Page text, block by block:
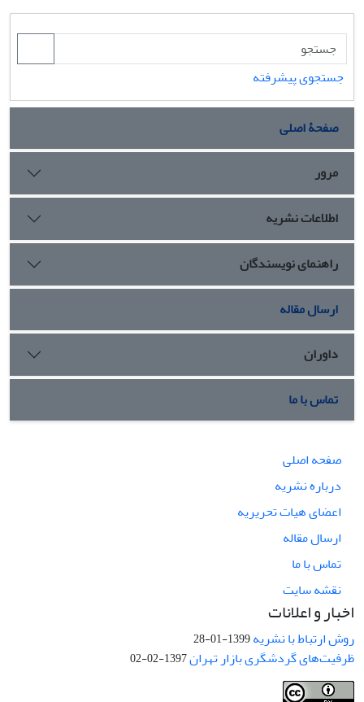
جستجوی پیشرفته
صفحۀ اصلی
مرور
اطلاعات نشریه
راهنمای نویسندگان
ارسال مقاله
داوران
تماس با ما
صفحه اصلی
درباره نشریه
اعضای هیات تحریریه
ارسال مقاله
تماس با ما
نقشه سایت
اخبار و اعلانات
روش ارتباط با نشریه1399-01-28
ظرفیت‌های گردشگری بازار تهران1397-02-02